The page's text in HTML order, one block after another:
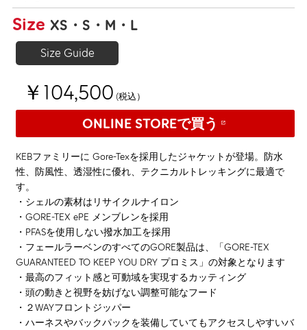
Size XS S M L
Size Guide
￥104,500 (税込）
ONLINE STOREで買う
KEBファミリーに Gore-Texを採用したジャケットが登場。防水
性、防風性、透湿性に優れ、テクニカルトレッキングに最適で
す。
・シェルの素材はリサイクルナイロン
・GORE-TEX ePE メンブレンを採用
・PFASを使用しない撥水加工を採用
・フェールラーベンのすべてのGORE製品は、「GORE-TEX
GUARANTEED TO KEEP YOU DRY プロミス」の対象となります
・最高のフィット感と可動域を実現するカッティング
・頭の動きと視野を妨げない調整可能なフード
・２WAYフロントジッパー
・ハーネスやバックパックを装備していてもアクセスしやすいバ